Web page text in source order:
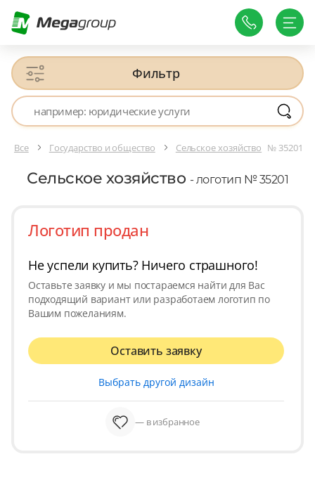
Фильтр
Все Государство и общество Сельское хозяйство № 35201
Сельское хозяйство - логотип № 35201
Логотип продан
Не успели купить? Ничего страшного!
Оставьте заявку и мы постараемся найти для Вас
подходящий вариант или разработаем логотип по
Вашим пожеланиям.
Оставить заявку
Выбрать другой дизайн
— в избранное